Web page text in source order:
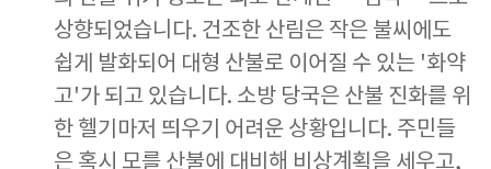
상향되었습니다. 건조한 산림은 작은 불씨에도
쉽게 발화되어 대형 산불로 이어질 수 있는 '화약
고'가 되고 있습니다. 소방 당국은 산불 진화를 위
한 헬기마저 띄우기 어려운 상황입니다. 주민들
은 혹시 모를 산불에 대비해 비상계획을 세우고,